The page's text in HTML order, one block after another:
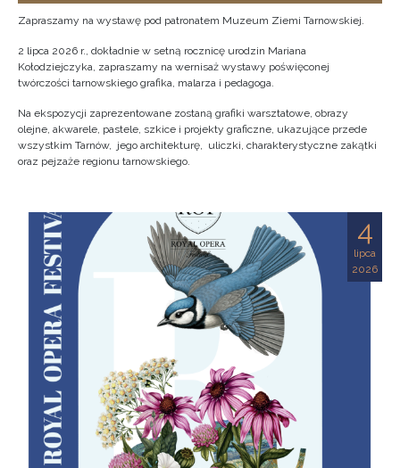
Zapraszamy na wystawę pod patronatem Muzeum Ziemi Tarnowskiej.
2 lipca 2026 r., dokładnie w setną rocznicę urodzin Mariana
Kołodziejczyka, zapraszamy na wernisaż wystawy poświęconej
twórczości tarnowskiego grafika, malarza i pedagoga.
Na ekspozycji zaprezentowane zostaną grafiki warsztatowe, obrazy
olejne, akwarele, pastele, szkice i projekty graficzne, ukazujące przede
wszystkim Tarnów, jego architekturę, uliczki, charakterystyczne zakątki
oraz pejzaże regionu tarnowskiego.
4
lipca
2026